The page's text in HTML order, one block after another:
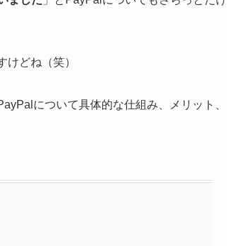
どね（笑）
について具体的な仕組み、メリット、